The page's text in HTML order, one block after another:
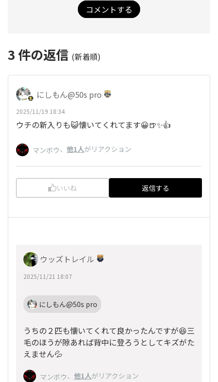
コメントする
3 件の返信 (新着順)
にしもん@50s pro
2025/11/19 18:34
ウチの新入りも😺懐いてくれてます😀🍺✨👍
マンボウ、 他1人がリアクション
いいね 返信する
ウッズトレイル
2025/11/21 18:07
にしもん@50s pro
うちの２匹も懐いてくれて良かったんですが😆三
毛のほうが隙あれば背中に登ろうとしてキズがた
えません💦
マンボウ、 他1人がリアクション